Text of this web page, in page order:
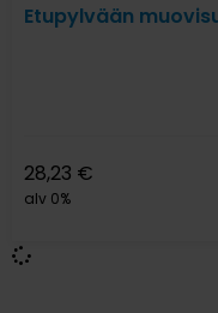
Etupylvään
28,23 €
alv 0%